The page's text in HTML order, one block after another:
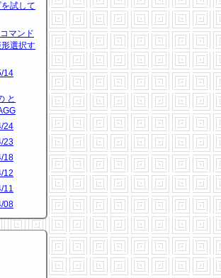
試して
マンド
選択す
14
と
24
23
18
12
11
08